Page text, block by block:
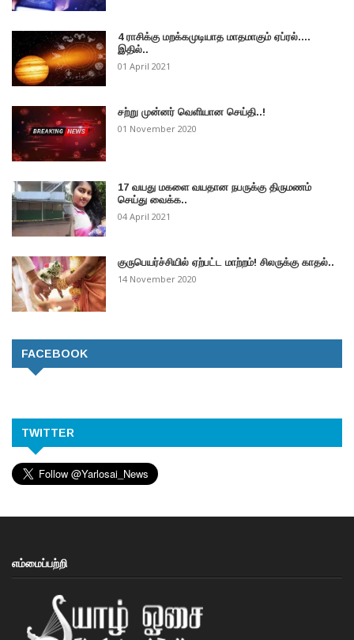
4 ராசிக்கு மறக்கமுடியாத மாதமாகும் ஏப்ரல்....
இதில்..
01 April 2021
சற்று முன்னர் வெளியான செய்தி..!
01 November 2020
17 வயது மகளை வயதான நபருக்கு திருமணம்
செய்து வைக்க..
04 April 2021
குருபெயர்ச்சியில் ஏற்பட்ட மாற்றம்! சிலருக்கு காதல்..
14 November 2020
FACEBOOK
TWITTER
எம்மைப்பற்றி